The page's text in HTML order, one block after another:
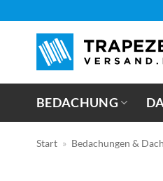
springen
BEDACHUNG
Start » Bedachungen &